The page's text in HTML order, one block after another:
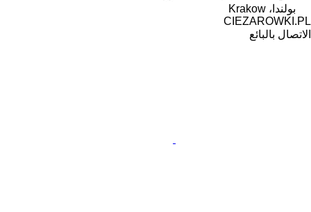
بولندا، Krakow
CIEZAROWKI.PL
الاتصال بالبائع